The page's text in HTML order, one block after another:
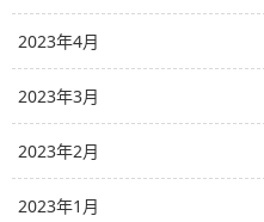
2023年4月
2023年3月
2023年2月
2023年1月